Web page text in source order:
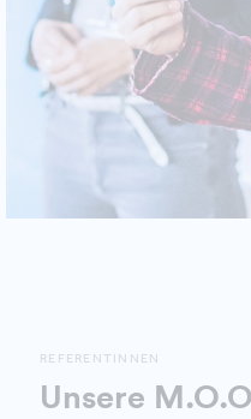
REFERENTINNEN
Unsere